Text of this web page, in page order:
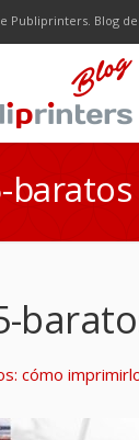
Publiprinters. Blog
Facebook
baratos
cómo